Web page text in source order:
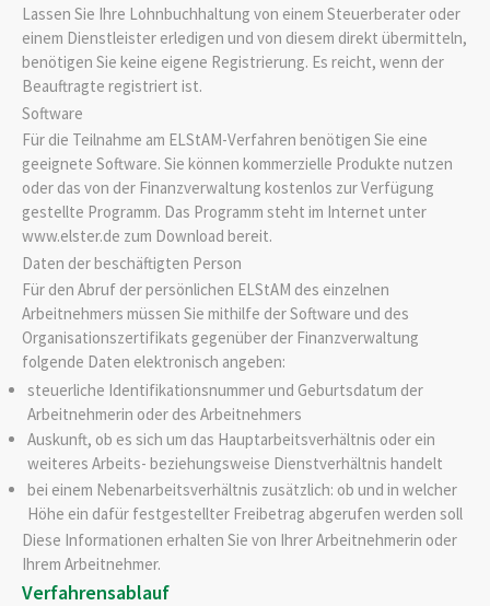
Lassen Sie Ihre Lohnbuchhaltung von einem Steuerberater oder
einem Dienstleister erledigen und von diesem direkt übermitteln,
benötigen Sie keine eigene Registrierung. Es reicht, wenn der
Beauftragte registriert ist.
Software
Für die Teilnahme am ELStAM-Verfahren benötigen Sie eine
geeignete Software. Sie können kommerzielle Produkte nutzen
oder das von der Finanzverwaltung kostenlos zur Verfügung
gestellte Programm. Das Programm steht im Internet unter
www.elster.de zum Download bereit.
Daten der beschäftigten Person
Für den Abruf der persönlichen ELStAM des einzelnen
Arbeitnehmers müssen Sie mithilfe der Software und des
Organisationszertifikats gegenüber der Finanzverwaltung
folgende Daten elektronisch angeben:
steuerliche Identifikationsnummer und Geburtsdatum der
Arbeitnehmerin oder des Arbeitnehmers
Auskunft, ob es sich um das Hauptarbeitsverhältnis oder ein
weiteres Arbeits- beziehungsweise Dienstverhältnis handelt
bei einem Nebenarbeitsverhältnis zusätzlich: ob und in welcher
Höhe ein dafür festgestellter Freibetrag abgerufen werden soll
Diese Informationen erhalten Sie von Ihrer Arbeitnehmerin oder
Ihrem Arbeitnehmer.
Verfahrensablauf